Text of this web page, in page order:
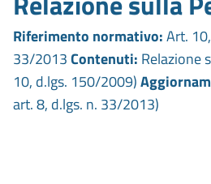
Riferimento normativo:Art.
33/2013Contenuti: Relazione
10, d.lgs. 150/2009)
art. 8, d.lgs. n. 33/2013)